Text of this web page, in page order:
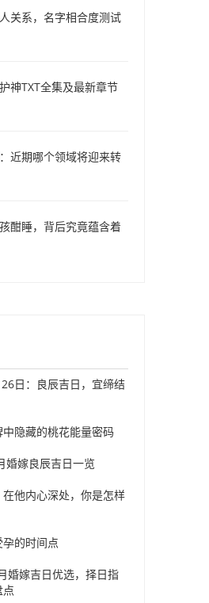
关系，名字相合度测试
神TXT全集及最新章节
近期哪个领域将迎来转
酣睡，背后究竟蕴含着
日：良辰吉日，宜缔结
隐藏的桃花能量密码
婚嫁良辰吉日一览
他内心深处，你是怎样
的时间点
婚嫁吉日优选，择日指
点